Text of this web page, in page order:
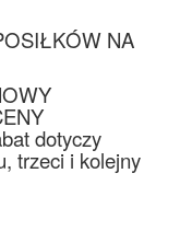
NA
dotyczy
trzeci i kolejny